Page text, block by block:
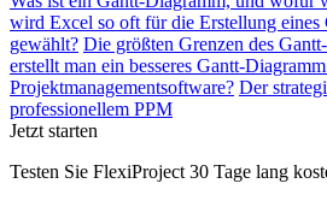
wird Excel so oft für die Erstellung eines
gewählt? Die größten Grenzen des
erstellt man ein besseres Gantt-
Projektmanagementsoftware? Der
professionellem PPM
Jetzt starten
Testen Sie FlexiProject 30 Tage lang